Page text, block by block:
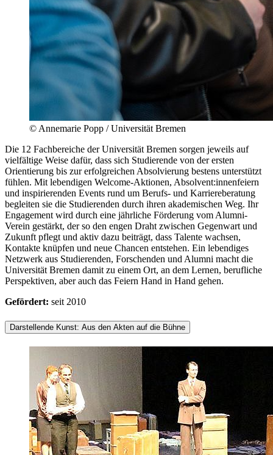
© Annemarie Popp / Universität Bremen
Die 12 Fachbereiche der Universität Bremen sorgen jeweils auf
vielfältige Weise dafür, dass sich Studierende von der ersten
Orientierung bis zur erfolgreichen Absolvierung bestens unterstützt
fühlen. Mit lebendigen Welcome-Aktionen, Absolvent:innenfeiern
und inspirierenden Events rund um Berufs- und Karriereberatung
begleiten sie die Studierenden durch ihren akademischen Weg. Ihr
Engagement wird durch eine jährliche Förderung vom Alumni-
Verein gestärkt, der so den engen Draht zwischen Gegenwart und
Zukunft pflegt und aktiv dazu beiträgt, dass Talente wachsen,
Kontakte knüpfen und neue Chancen entstehen. Ein lebendiges
Netzwerk aus Studierenden, Forschenden und Alumni macht die
Universität Bremen damit zu einem Ort, an dem Lernen, berufliche
Perspektiven, aber auch das Feiern Hand in Hand gehen.
Gefördert: seit 2010
Darstellende Kunst: Aus den Akten auf die Bühne